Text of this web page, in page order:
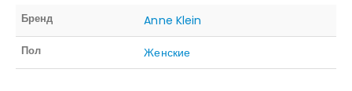
Бренд Anne Klein
Пол Женские